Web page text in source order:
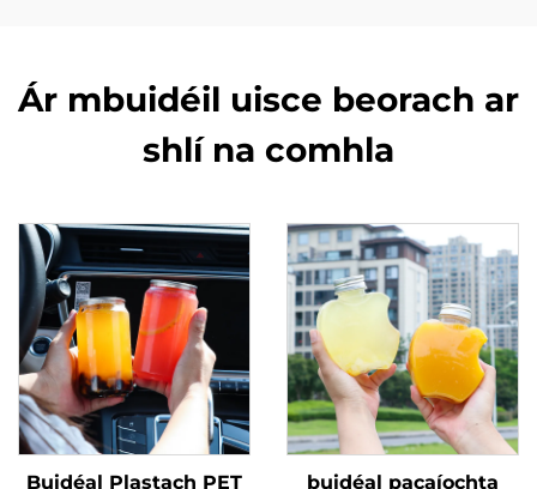
Ár mbuidéil uisce beorach ar
shlí na comhla
Buidéal Plastach PET buidéal pacaíochta